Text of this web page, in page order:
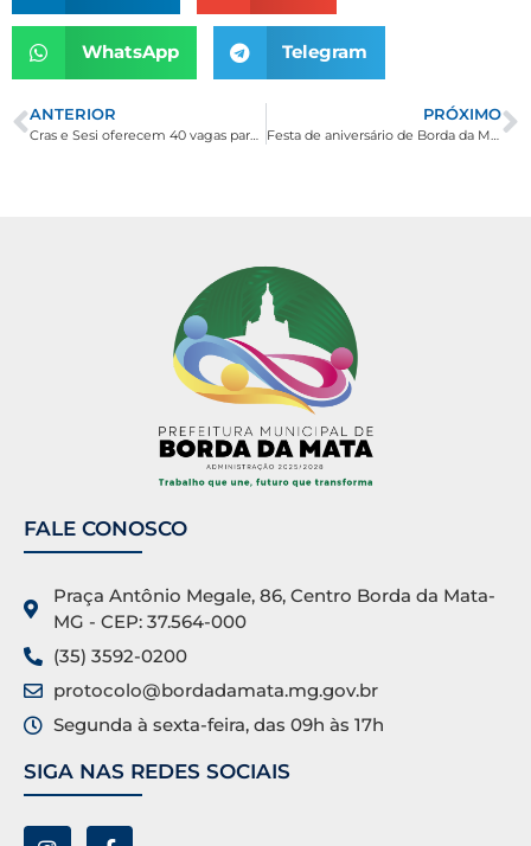
WhatsApp Telegram
ANTERIOR PRÓXIMO
FALE CONOSCO
Praça Antônio Megale, 86, Centro Borda da Mata-
MG - CEP: 37.564-000
(35) 3592-0200
protocolo@bordadamata.mg.gov.br
Segunda à sexta-feira, das 09h às 17h
SIGA NAS REDES SOCIAIS